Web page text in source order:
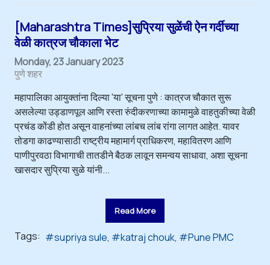
[Maharashtra Times]सुप्रिया सुळेंची ऐन गर्दीच्या
वेळी कात्रज चौकाला भेट
Monday, 23 January 2023
पुणे शहर
महापालिका आयुक्तांना दिल्या 'या' सूचना पुणे : कात्रज चौकात सुरू
असलेल्या उड्डाणपूल आणि रस्ता रुंदीकरणाच्या कामामुळे वाहतुकीच्या वेळी
प्रचंड कोंडी होत असून वाहनांच्या लांबच लांब रांगा लागत आहेत. यावर
तोडगा काढण्यासाठी राष्ट्रीय महामार्ग प्राधिकरण, महावितरण आणि
पाणीपुरवठा विभागाची तातडीने बैठक लावून समन्वय साधावा, अशा सूचना
खासदार सुप्रिया सुळे यांनी...
Read More
Tags: supriya sule katraj chouk Pune PMC